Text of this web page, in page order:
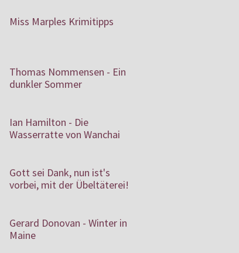
Miss Marples Krimitipps
Thomas Nommensen - Ein
dunkler Sommer
Ian Hamilton - Die
Wasserratte von Wanchai
Gott sei Dank, nun ist's
vorbei, mit der Übeltäterei!
Gerard Donovan - Winter in
Maine